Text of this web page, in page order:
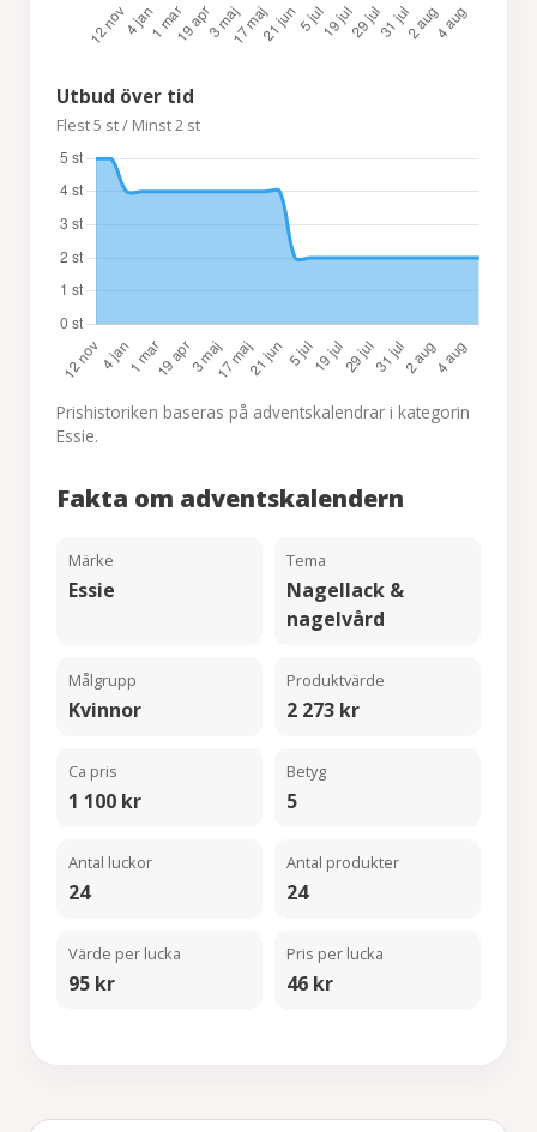
Utbud över tid
Flest 5 st / Minst 2 st
Prishistoriken baseras på adventskalendrar i kategorin
Essie.
Fakta om adventskalendern
Märke
Essie
Tema
Nagellack &
nagelvård
Målgrupp
Kvinnor
Produktvärde
2 273 kr
Ca pris
1 100 kr
Betyg
5
Antal luckor
24
Antal produkter
24
Värde per lucka
95 kr
Pris per lucka
46 kr